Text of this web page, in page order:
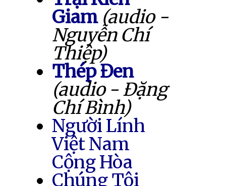
Giam (audio -
Nguyễn Chí
Thiệp)
Thép Đen
(audio - Đặng
Chí Bình)
Người Lính
Việt Nam
Cộng Hòa
Chúng Tôi